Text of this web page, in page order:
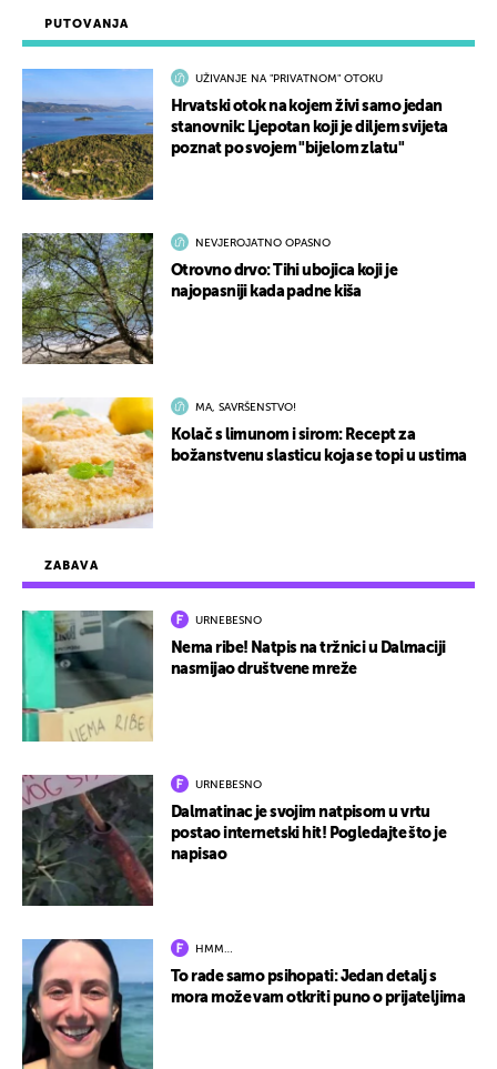
ZABAVA
URNEBESNO
Nema ribe! Natpis na tržnici u Dalmaciji
nasmijao društvene mreže
URNEBESNO
Dalmatinac je svojim natpisom u vrtu
postao internetski hit! Pogledajte što je
napisao
HMM…
To rade samo psihopati: Jedan detalj s
mora može vam otkriti puno o prijateljima
PUTOVANJA
UŽIVANJE NA "PRIVATNOM" OTOKU
Hrvatski otok na kojem živi samo jedan
stanovnik: Ljepotan koji je diljem svijeta
poznat po svojem "bijelom zlatu"
NEVJEROJATNO OPASNO
Otrovno drvo: Tihi ubojica koji je
najopasniji kada padne kiša
MA, SAVRŠENSTVO!
Kolač s limunom i sirom: Recept za
božanstvenu slasticu koja se topi u ustima